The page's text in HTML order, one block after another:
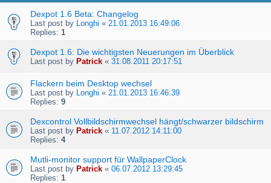
Dexpot 1.6 Beta: Changelog
Last post by Longhi « 21.01.2013 16:49:06
Replies: 1
Dexpot 1.6: Die wichtigsten Neuerungen im Überblick
Last post by Patrick « 31.08.2011 20:17:51
Flackern beim Desktop wechsel
Last post by Longhi « 21.01.2013 16:46:39
Replies: 9
Dexcontrol Vollbildschirmwechsel hängt/schwarzer bildschirm
Last post by Patrick « 11.07.2012 14:11:00
Replies: 4
Mutli-monitor support für WallpaperClock
Last post by Patrick « 06.07.2012 13:29:45
Replies: 1